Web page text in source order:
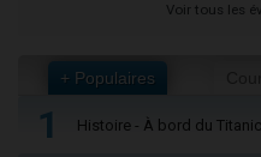
Voir tous les
+ Populaires
1 Histoire - À bord du Titanic